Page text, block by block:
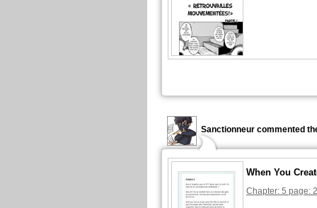
Sanctionneur commented
When You
Chapter: 5 page: